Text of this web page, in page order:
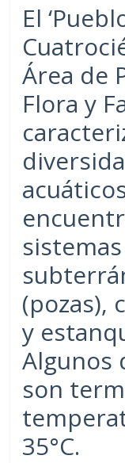
El
Área de
Flora y
(pozas),
y
Algunos
son
35°C.